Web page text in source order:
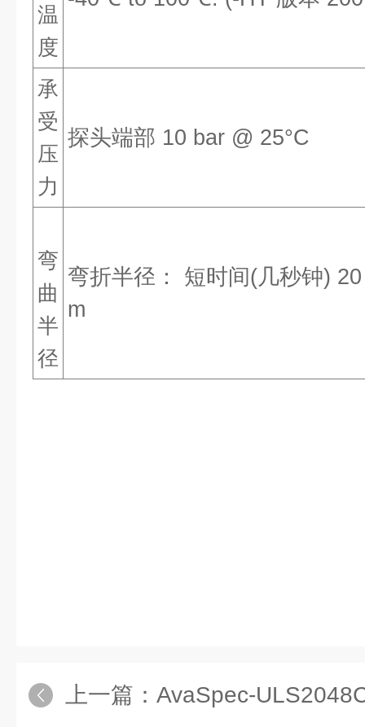
温
度
承
受
压
力
探头端部 10 bar @ 25°C
弯
曲
半
径
弯折半径： 短时间(几秒钟)
m
上一篇： AvaSpec-